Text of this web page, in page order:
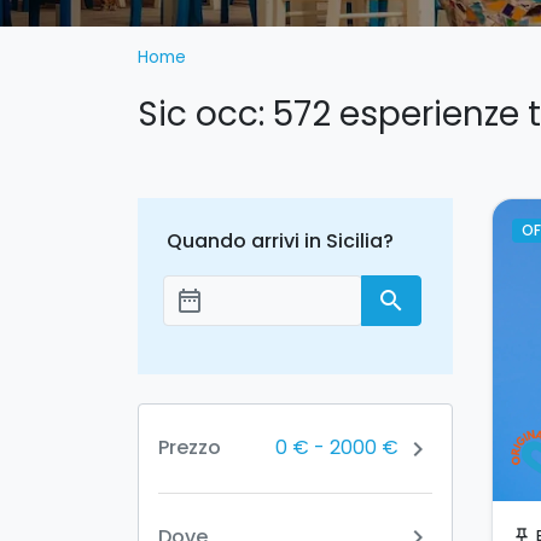
Home
Sic occ: 572 esperienze
Quando arrivi in Sicilia?
Aggiungi le date
date_range search
Prezzo 0 € - 2000 € chevron_right
push_pin